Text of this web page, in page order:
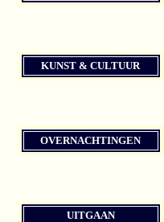
KUNST & CULTUUR
OVERNACHTINGEN
UITGAAN